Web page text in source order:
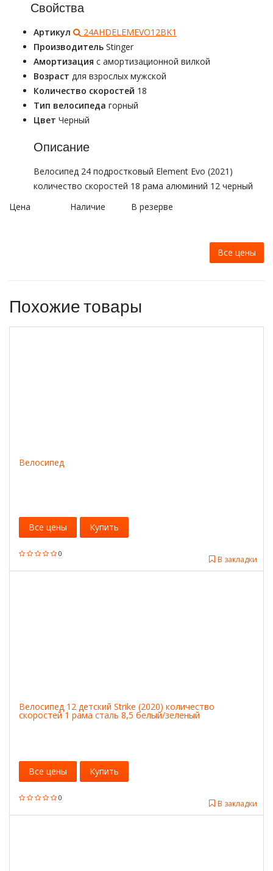
Свойства
Артикул
24AHDELEMEVO12BK1
Производитель Stinger
Амортизация с амортизационной вилкой
Возраст для взрослых мужской
Количество скоростей 18
Тип велосипеда горный
Цвет Черный
Описание
Велосипед 24 подростковый Element Evo (2021)
количество скоростей 18 рама алюминий 12 черный
Цена
Наличие В резерве
Все цены
Похожие товары
Велосипед
0
В закладки
Все цены Купить
Велосипед 12 детский Strike (2020) количество
скоростей 1 рама сталь 8,5 белый/зеленый
0
В закладки
Все цены Купить